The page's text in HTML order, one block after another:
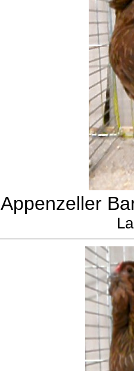
Appenzeller